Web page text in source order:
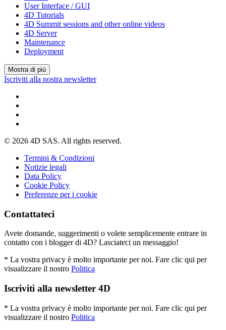
User Interface / GUI
4D Tutorials
4D Summit sessions and other online videos
4D Server
Maintenance
Deployment
Mostra di più
Iscriviti alla nostra newsletter
© 2026 4D SAS. All rights reserved.
Termini & Condizioni
Notizie legali
Data Policy
Cookie Policy
Preferenze per i cookie
Contattateci
Avete domande, suggerimenti o volete semplicemente entrare in
contatto con i blogger di 4D? Lasciateci un messaggio!
* La vostra privacy è molto importante per noi. Fare clic qui per
visualizzare il nostro Politica
Iscriviti alla newsletter 4D
* La vostra privacy è molto importante per noi. Fare clic qui per
visualizzare il nostro Politica